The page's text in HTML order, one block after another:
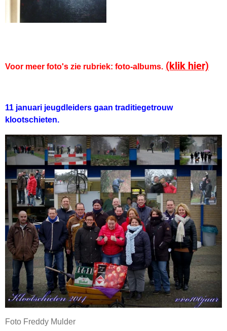
Voor meer foto's zie rubriek: foto-albums. (klik hier)
11 januari jeugdleiders gaan traditiegetrouw
klootschieten.
Foto Freddy Mulder